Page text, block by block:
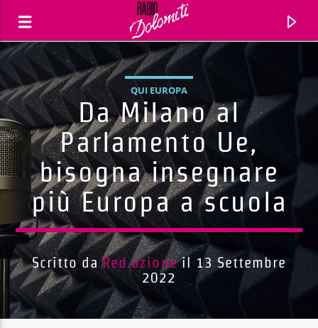
Traccia corrente
Titolo
Artista
QUI EUROPA
Da Milano al
Parlamento Ue,
bisogna insegnare
più Europa a scuola
Scritto daRed.azioneil 13 Settembre
2022